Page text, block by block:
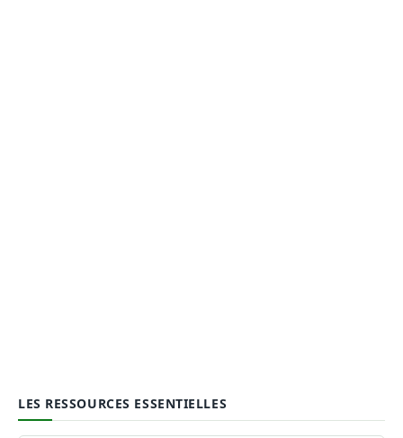
LES RESSOURCES ESSENTIELLES